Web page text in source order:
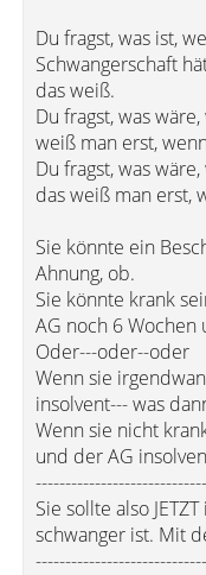
Du fragst, was ist,
Schwangerschaft
das weiß.
Du fragst, was
weiß man erst,
Du fragst, was
das weiß man erst,
Sie könnte ein
Ahnung, ob.
Sie könnte krank
AG noch 6 Wochen
Oder---oder--oder
Wenn sie
insolvent--- was
Wenn sie nicht
und der AG
Sie sollte also
schwanger ist. Mit